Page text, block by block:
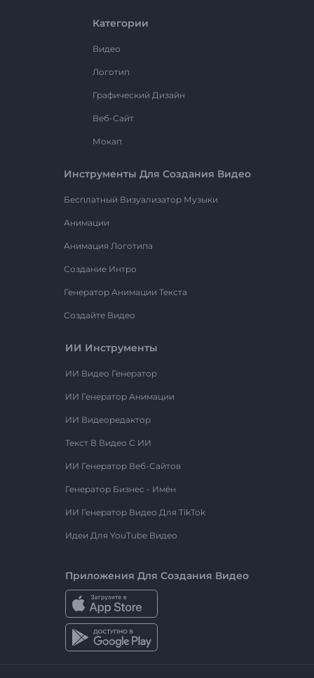
Категории
Видео
Логотип
Графический Дизайн
Веб-Сайт
Мокап
Инструменты Для Создания Видео
Бесплатный Визуализатор Музыки
Анимации
Анимация Логотипа
Создание Интро
Генератор Анимации Текста
Создайте Видео
ИИ Инструменты
ИИ Видео Генератор
ИИ Генератор Анимации
ИИ Видеоредактор
Текст В Видео С ИИ
ИИ Генератор Веб-Сайтов
Генератор Бизнес - Имён
ИИ Генератор Видео Для TikTok
Идеи Для YouTube Видео
Приложения Для Создания Видео